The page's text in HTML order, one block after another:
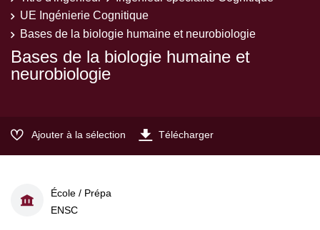
UE Ingénierie Cognitique
Bases de la biologie humaine et neurobiologie
Bases de la biologie humaine et
neurobiologie
Ajouter à la sélection Télécharger
École / Prépa
ENSC